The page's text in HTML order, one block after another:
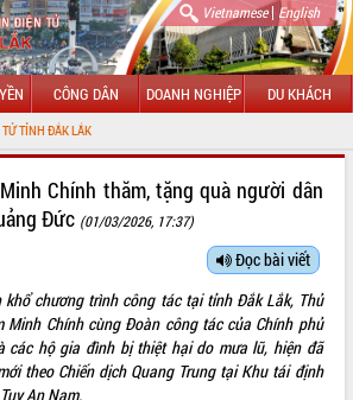
Vietnamese| English
CÔNG DÂN DOANH NGHIỆP DU KHÁCH
Chính thăm, tặng quà người dân
Đức (01/03/2026, 17:37)
Đọc bài viết
khổ chương trình công tác tại tỉnh Đắk Lắk, Thủ
Minh Chính cùng Đoàn công tác của Chính phủ
các hộ gia đình bị thiệt hại do mưa lũ, hiện đã
theo Chiến dịch Quang Trung tại Khu tái định
An Nam.